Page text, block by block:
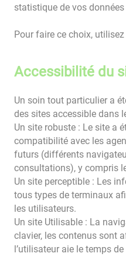
statistique de vos
Pour faire ce choix, utilisez
Accessibilité du
Un soin tout particulier a
des sites accessible dans
Un site robuste : Le site a
compatibilité avec les
futurs (différents
consultations), y compris
Un site perceptible : Les
tous types de terminaux
les utilisateurs.
Un site Utilisable : La
clavier, les contenus sont
l’utilisateur aie le temps